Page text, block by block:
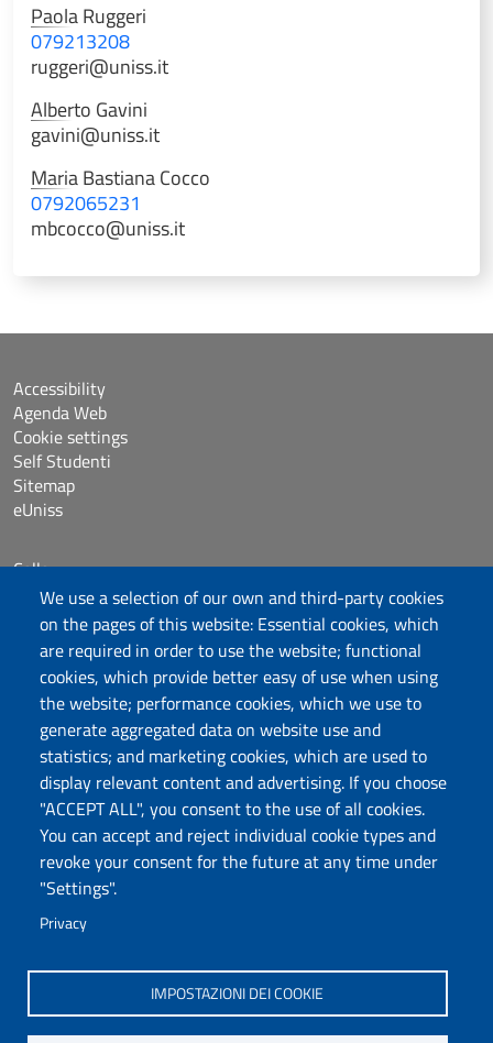
We use a selection of our own and third-party cookies
on the pages of this website: Essential cookies, which
are required in order to use the website; functional
cookies, which provide better easy of use when using
the website; performance cookies, which we use to
generate aggregated data on website use and
statistics; and marketing cookies, which are used to
display relevant content and advertising. If you choose
"ACCEPT ALL", you consent to the use of all cookies.
You can accept and reject individual cookie types and
revoke your consent for the future at any time under
"Settings".
Privacy
IMPOSTAZIONI DEI COOKIE
PaolaRuggeri
079213208
ruggeri@uniss.it
Alberto Gavini
gavini@uniss.it
Maria BastianaCocco
0792065231
mbcocco@uniss.it
Università degli Studi di Sassari
Dipartimento di Storia, Scienze dell’Uomo e
della Formazione
Via Maurizio Zanfarino 62, 07100 Sassari
PEC: dip.storia.scienze.formazione@pec.uniss.it
www.uniss.it
Accessibility
Agenda Web
Cookie settings
Self Studenti
Sitemap
eUniss
Calls
Dichiarazione di accessibilità
Posta elettronica @uniss.it
Protocollo
Follow us